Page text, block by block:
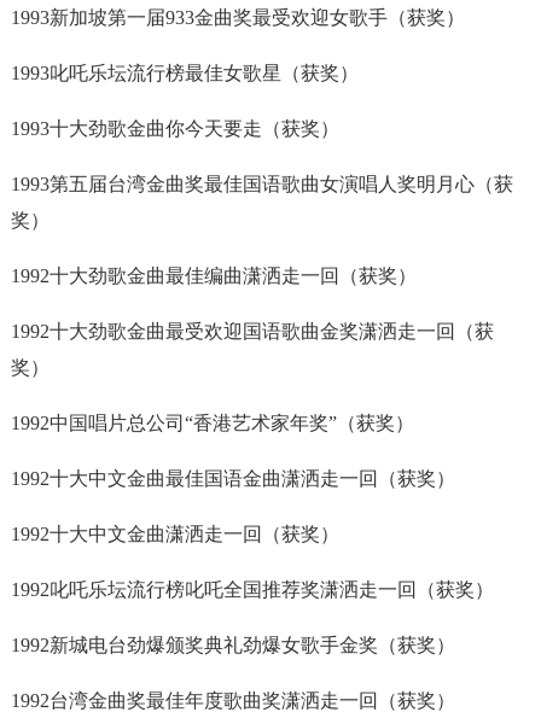
1993新加坡第一届933金曲奖最受欢迎女歌手（获奖）
1993叱吒乐坛流行榜最佳女歌星（获奖）
1993十大劲歌金曲你今天要走（获奖）
1993第五届台湾金曲奖最佳国语歌曲女演唱人奖明月心（获
奖）
1992十大劲歌金曲最佳编曲潇洒走一回（获奖）
1992十大劲歌金曲最受欢迎国语歌曲金奖潇洒走一回（获
奖）
1992中国唱片总公司“香港艺术家年奖”（获奖）
1992十大中文金曲最佳国语金曲潇洒走一回（获奖）
1992十大中文金曲潇洒走一回（获奖）
1992叱吒乐坛流行榜叱吒全国推荐奖潇洒走一回（获奖）
1992新城电台劲爆颁奖典礼劲爆女歌手金奖（获奖）
1992台湾金曲奖最佳年度歌曲奖潇洒走一回（获奖）